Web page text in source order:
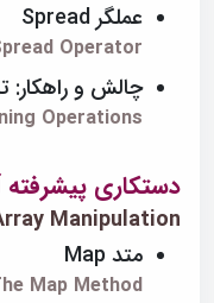
عملگر Spread
Operator
چالش و راهکار:
Operations
دستکاری پیشرفته
Manipulation
متد Map
The Map Method